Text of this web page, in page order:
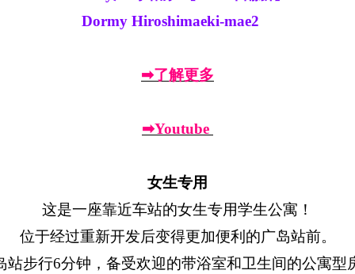
Dormy Hiroshimaeki-mae2
➡了解更多
➡Youtube
女生专用
这是一座靠近车站的女生专用学生公寓！
位于经过重新开发后变得更加便利的广岛站前。
站步行6分钟，备受欢迎的带浴室和卫生间的公寓型